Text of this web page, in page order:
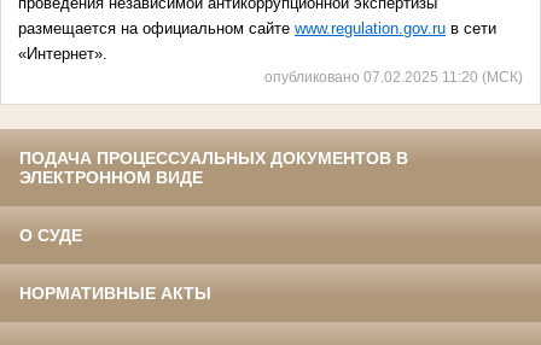
размещается на официальном сайте www.regulation.gov.ru в сети
«Интернет».
опубликовано 07.02.2025 11:20 (МСК)
ПОДАЧА ПРОЦЕССУАЛЬНЫХ ДОКУМЕНТОВ В
ЭЛЕКТРОННОМ ВИДЕ
О СУДЕ
НОРМАТИВНЫЕ АКТЫ